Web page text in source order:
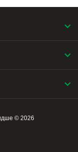
© 2026